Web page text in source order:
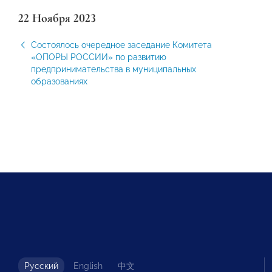
22 Ноября 2023
Состоялось очередное заседание Комитета
«ОПОРЫ РОССИИ» по развитию
предпринимательства в муниципальных
образованиях
Русский English 中文